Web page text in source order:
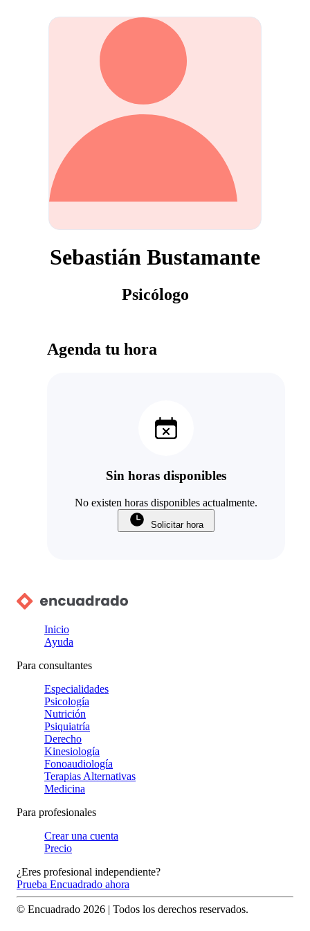
Sebastián Bustamante
Psicólogo
Agenda tu hora
Sin horas disponibles
No existen horas disponibles actualmente.
Solicitar hora
Inicio
Ayuda
Para consultantes
Especialidades
Psicología
Nutrición
Psiquiatría
Derecho
Kinesiología
Fonoaudiología
Terapias Alternativas
Medicina
Para profesionales
Crear una cuenta
Precio
¿Eres profesional independiente?
Prueba Encuadrado ahora
© Encuadrado 2026 | Todos los derechos reservados.